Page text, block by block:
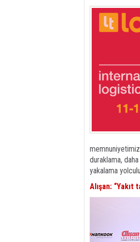
duraklama,
yakalama
Alışan: “Yakıt